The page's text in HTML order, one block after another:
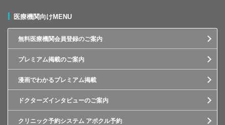
医療機関向けMENU
無料医療機関会員登録のご案内
プレミアム掲載のご案内
漫画でわかるプレミアム掲載
ドクターズインタビューのご案内
クリニック予約システム アポクル予約